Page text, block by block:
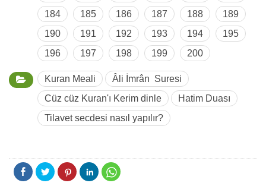
184
185 186 187 188
189
190
191 192 193 194
195
196
197 198 199 200
Kuran Meali
Âli İmrân Suresi
Cüz cüz Kuran'ı Kerim dinle
Hatim Duası
Tilavet secdesi nasıl yapılır?